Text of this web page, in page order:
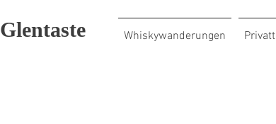
Glentaste Whiskywanderungen